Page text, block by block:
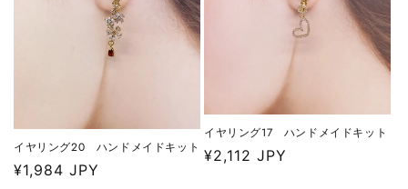
イヤリング20 ハンドメイドキット
通
¥1,984 JPY
イヤリング17 ハンドメイドキット
通
¥2,112 JPY